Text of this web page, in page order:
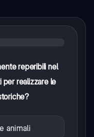
reperibili nel
per realizzare le
animali